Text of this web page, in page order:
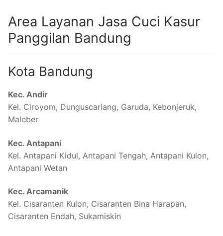
Area Layanan Jasa Cuci Kasur
Panggilan Bandung
Kota Bandung
Kec. Andir
Kel. Ciroyom, Dunguscariang, Garuda, Kebonjeruk,
Maleber
Kec. Antapani
Kel. Antapani Kidul, Antapani Tengah, Antapani Kulon,
Antapani Wetan
Kec. Arcamanik
Kel. Cisaranten Kulon, Cisaranten Bina Harapan,
Cisaranten Endah, Sukamiskin